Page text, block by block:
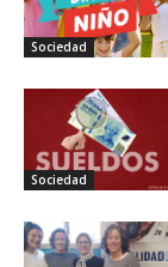
Sociedad
Sociedad